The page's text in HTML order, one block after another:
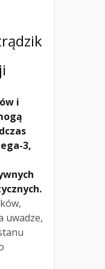
i
3,
uwadze,